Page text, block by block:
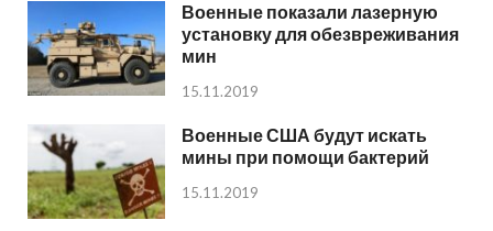
Военные показали лазерную
установку для обезвреживания
мин
15.11.2019
Военные США будут искать
мины при помощи бактерий
15.11.2019